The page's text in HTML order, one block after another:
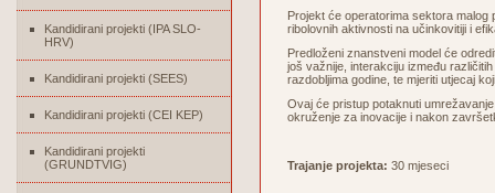
Kandidirani projekti (IPA SLO-
HRV)
Kandidirani projekti (SEES)
Kandidirani projekti (CEI KEP)
Kandidirani projekti
(GRUNDTVIG)
Projekt će operatorima sektora malog
ribolovnih aktivnosti na učinkovitiji i
Predloženi znanstveni model će
još važnije, interakciju između
razdobljima godine, te mjeriti utjecaj
Ovaj će pristup potaknuti
okruženje za inovacije i nakon
Trajanje projekta: 30 mjeseci